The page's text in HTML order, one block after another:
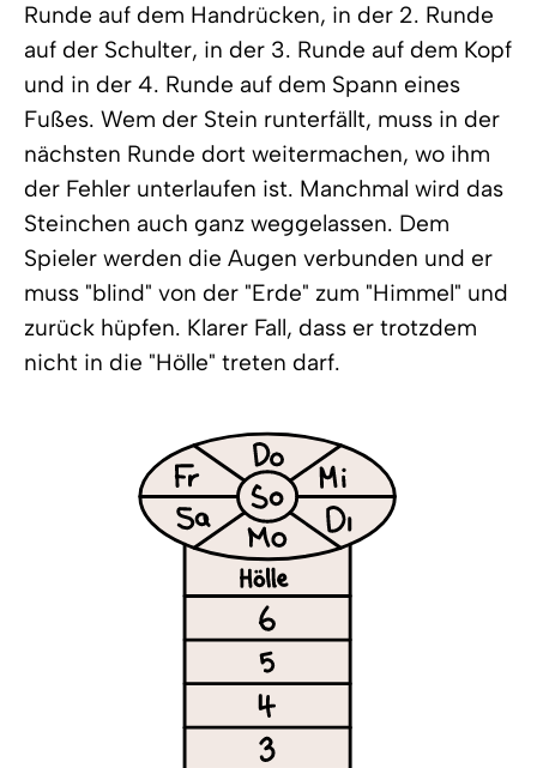
Runde auf dem Handrücken, in der 2. Runde
auf der Schulter, in der 3. Runde auf dem Kopf
und in der 4. Runde auf dem Spann eines
Fußes. Wem der Stein runterfällt, muss in der
nächsten Runde dort weitermachen, wo ihm
der Fehler unterlaufen ist. Manchmal wird das
Steinchen auch ganz weggelassen. Dem
Spieler werden die Augen verbunden und er
muss "blind" von der "Erde" zum "Himmel" und
zurück hüpfen. Klarer Fall, dass er trotzdem
nicht in die "Hölle" treten darf.